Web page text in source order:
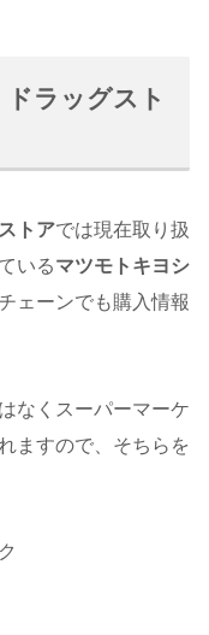
ラッグスト
トアでは現在取り扱
いるマツモトキヨシ
ェーンでも購入情報
なくスーパーマーケ
ますので、そちらを